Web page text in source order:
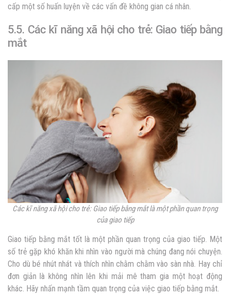
cấp một số huấn luyện về các vấn đề không gian cá nhân.
5.5. Các kĩ năng xã hội cho trẻ: Giao tiếp bằng
mắt
Các kĩ năng xã hội cho trẻ: Giao tiếp bằng mắt là một phần quan trọng
của giao tiếp
Giao tiếp bằng mắt tốt là một phần quan trọng của giao tiếp. Một
số trẻ gặp khó khăn khi nhìn vào người mà chúng đang nói chuyện.
Cho dù bé nhút nhát và thích nhìn chằm chằm vào sàn nhà. Hay chỉ
đơn giản là không nhìn lên khi mải mê tham gia một hoạt động
khác. Hãy nhấn mạnh tầm quan trọng của việc giao tiếp bằng mắt.